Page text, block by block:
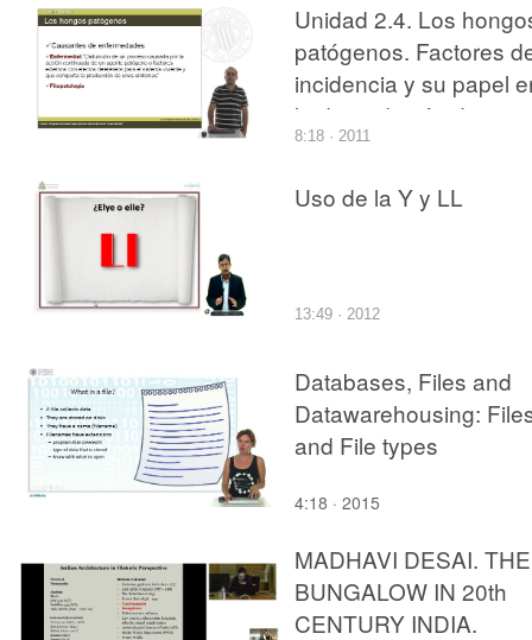
Unidad 2.4. Los
patógenos. Factores
incidencia y su papel
la degradación de
detritus.
8:18 · 2011
Uso de la Y y LL
13:49 · 2012
Databases, Files and
Datawarehousing:
and File types
4:18 · 2015
MADHAVI DESAI. THE
BUNGALOW IN 20th
CENTURY INDIA.